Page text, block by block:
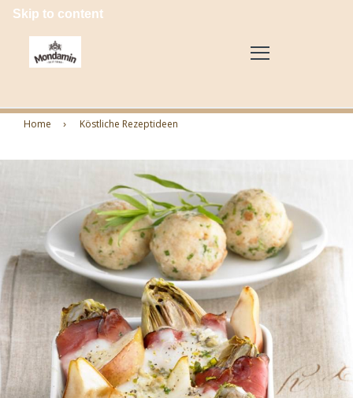
Skip to content
Home Köstliche Rezeptideen